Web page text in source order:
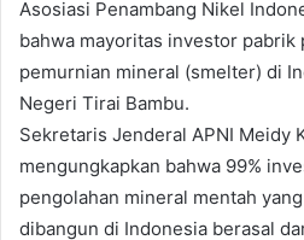
Asosiasi Penambang Nikel
bahwa mayoritas investor pabrik
pemurnian mineral (smelter) di
Negeri Tirai Bambu.
Sekretaris Jenderal APNI Meidy
mengungkapkan bahwa 99%
pengolahan mineral mentah
dibangun di Indonesia berasal